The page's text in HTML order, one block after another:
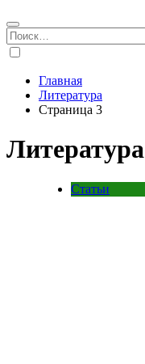
Найти:
Главная
Литература
Страница 3
Литература
Статьи